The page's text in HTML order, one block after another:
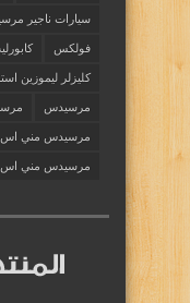
سيارات ناجير
فولكس
كليزلر ليموزين
مرسيدس
مرسيدس مني اس
مرسيدس مني اس